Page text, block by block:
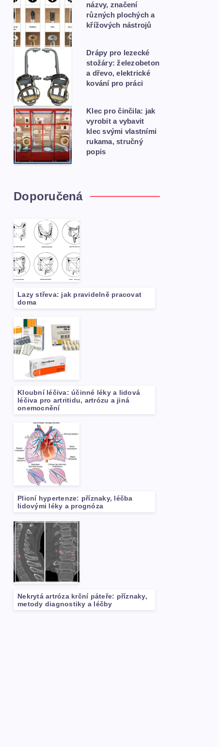
názvy, značení
různých plochých a
křížových nástrojů
Drápy pro lezecké
stožáry: železobeton
a dřevo, elektrické
kování pro práci
Klec pro činčila: jak
vyrobit a vybavit
klec svými vlastními
rukama, stručný
popis
Doporučená
Lazy střeva: jak pravidelně pracovat
doma
Kloubní léčiva: účinné léky a lidová
léčiva pro artritidu, artrózu a jiná
onemocnění
Plicní hypertenze: příznaky, léčba
lidovými léky a prognóza
Nekrytá artróza krční páteře: příznaky,
metody diagnostiky a léčby